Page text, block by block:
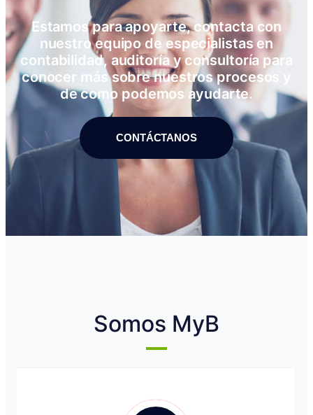
Estamos para apoyarte, contacta con
nuestro equipo de especialistas en
contabilidad, auditoría y consultoría para
conocer más sobre nuestros procesos y
de como podemos ayudarte.
CONTÁCTANOS
Somos MyB